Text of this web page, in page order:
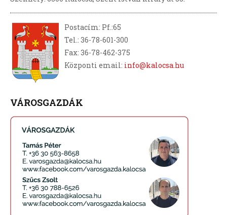
Postacím: Pf.:65
Tel.: 36-78-601-300
Fax: 36-78-462-375
Központi email: info@kalocsa.hu
VÁROSGAZDÁK